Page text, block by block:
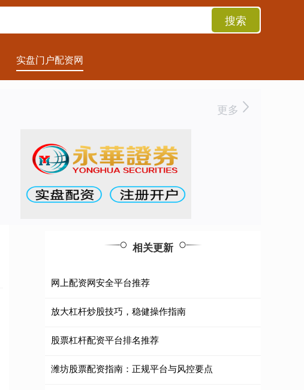
搜索
实盘门户配资网
更多
相关更新
网上配资网安全平台推荐
放大杠杆炒股技巧，稳健操作指南
股票杠杆配资平台排名推荐
潍坊股票配资指南：正规平台与风控要点